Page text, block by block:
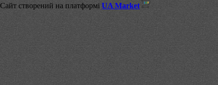
Сайт створений на платформі UA Market